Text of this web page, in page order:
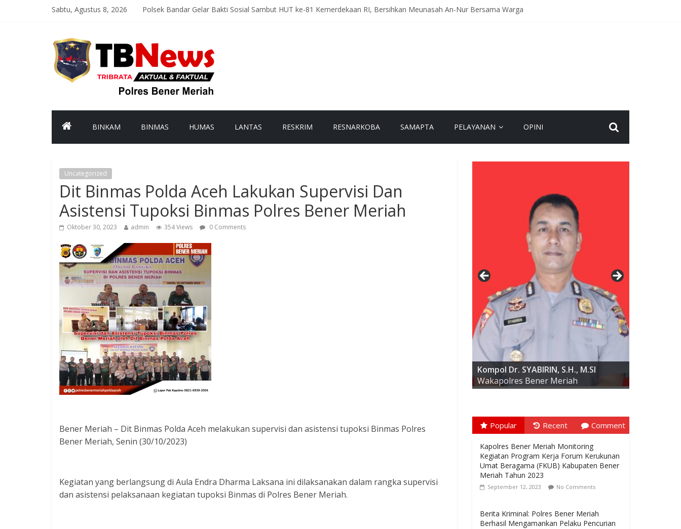
Sabtu, Agustus 8, 2026
Polsek Bandar Gelar Bakti Sosial Sambut HUT ke-81 Kemerdekaan RI, Bersihkan Meunasah An-Nur Bersama Warga
Patroli Malam Polsek Wih Pesam Intensifkan Antisipasi Guantibmas, Warga Diimbau Jaga Keamanan Bersama
Bhabinkamtibmas Kampung Kerlang Intensifkan Sambang Desa, Ajak Warga Tingkatkan Kewaspadaan dan Jaga Kamtibmas
BINKAM BINMAS HUMAS LANTAS RESKRIM RESNARKOBA SAMAPTA PELAYANAN OPINI
Uncategorized
Dit Binmas Polda Aceh Lakukan Supervisi Dan
Asistensi Tupoksi Binmas Polres Bener Meriah
Oktober 30, 2023 admin 354 Views 0 Comments
Bener Meriah – Dit Binmas Polda Aceh melakukan supervisi dan asistensi tupoksi Binmas Polres
Bener Meriah, Senin (30/10/2023)
Kegiatan yang berlangsung di Aula Endra Dharma Laksana ini dilaksanakan dalam rangka supervisi
dan asistensi pelaksanaan kegiatan tupoksi Binmas di Polres Bener Meriah.
AKBP ARIS CAI DWI SUSANTO S.I.K.,
M.I.K
Kompol Dr. SYABIRIN, S.H., M.SI
Wakapolres Bener Meriah
Popular Recent Comment
Kapolres Bener Meriah Monitoring
Kegiatan Program Kerja Forum Kerukunan
Umat Beragama (FKUB) Kabupaten Bener
Meriah Tahun 2023
September 12, 2023 No Comments
Berita Kriminal: Polres Bener Meriah
Berhasil Mengamankan Pelaku Pencurian